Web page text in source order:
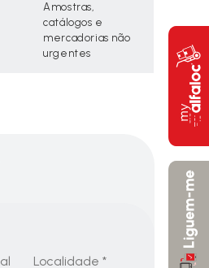
Amostras,
catálogos e
mercadorias não
urgentes